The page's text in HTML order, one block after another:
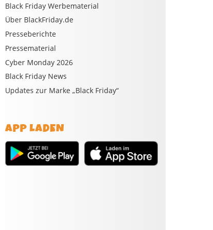
Black Friday Werbematerial
Über BlackFriday.de
Presseberichte
Pressematerial
Cyber Monday 2026
Black Friday News
Updates zur Marke „Black Friday“
APP LADEN